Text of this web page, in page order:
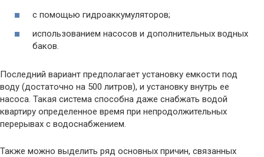
с помощью гидроаккумуляторов;
использованием насосов и дополнительных водных
баков.
Последний вариант предполагает установку емкости под
воду (достаточно на 500 литров), и установку внутрь ее
насоса. Такая система способна даже снабжать водой
квартиру определенное время при непродолжительных
перерывах с водоснабжением.
Также можно выделить ряд основных причин, связанных